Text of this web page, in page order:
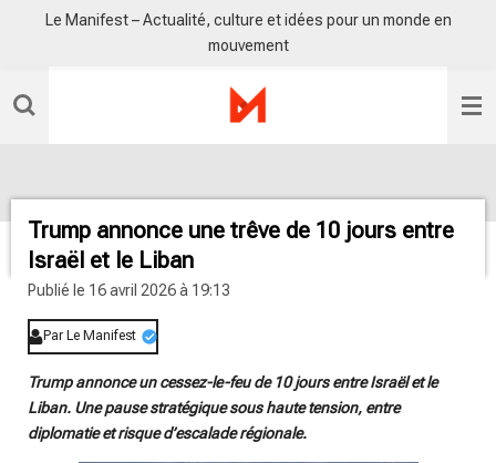
Passer
principal
Le Manifest – Actualité, culture et idées pour un monde en
mouvement
Trump annonce une trêve de 10 jours entre
Israël et le Liban
Publié le 16 avril 2026 à 19:13
Par Le Manifest
Trump annonce un cessez-le-feu de 10 jours entre Israël et le
Liban. Une pause stratégique sous haute tension, entre
diplomatie et risque d’escalade régionale.